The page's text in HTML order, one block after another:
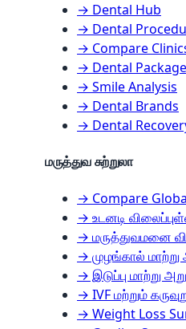
→ Dental Hub
→ Dental
→ Compare
→ Dental
→ Smile Analysis
→ Dental Brands
→ Dental
மருத்துவ சுற்றுலா
→ Compare
→ உடனடி
→ மருத்துவமனை
→ முழங்கால்
→ இடுப்பு மாற்று
→ IVF மற்றும்
→ Weight Loss